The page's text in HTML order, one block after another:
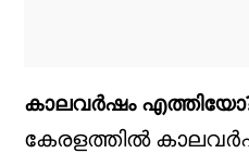
കാലവർഷം
കേരളത്തിൽ